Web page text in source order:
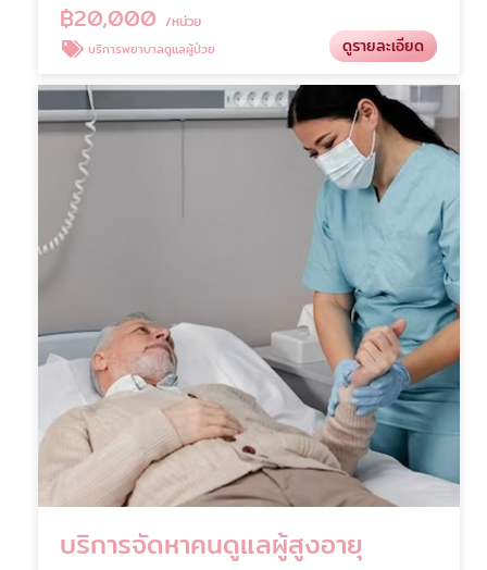
฿20,000 /หน่วย
บริการพยาบาลดูแลผู้ป่วย ดูรายละเอียด
บริการจัดหาคนดูแลผู้สูงอายุ